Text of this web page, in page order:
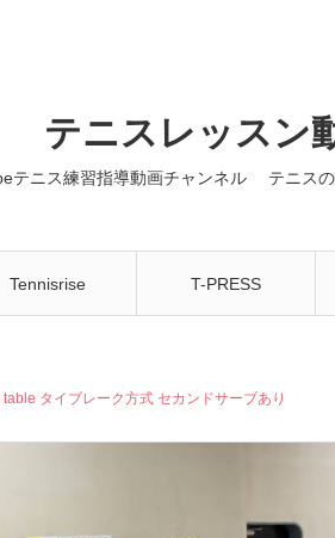
テニスレッスン
テニス練習指導動画チャンネル テニス
Tennisrise T-PRESS
タイブレーク方式 セカンドサーブあり